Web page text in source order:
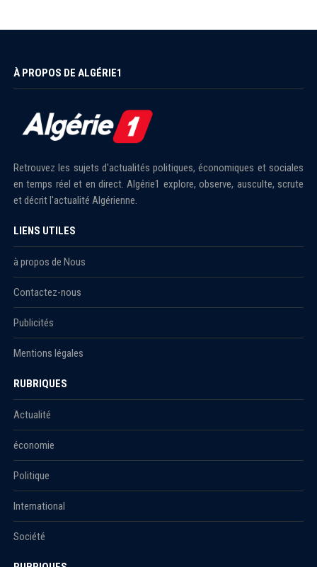
À PROPOS DE ALGÉRIE1
Retrouvez les sujets d'actualités politiques, économiques et sociales
en temps réel et en direct. Algérie1 explore, observe, ausculte, scrute
et décrit l'actualité Algérienne.
LIENS UTILES
à propos de Nous
Contactez-nous
Publicités
Mentions légales
RUBRIQUES
Actualité
économie
Politique
International
Société